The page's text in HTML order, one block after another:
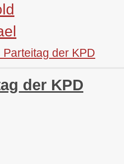
der KPD
der KPD